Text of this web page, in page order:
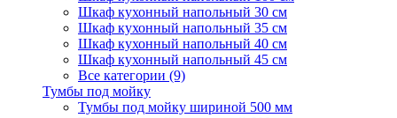
Шкаф кухонный напольный 30 см
Шкаф кухонный напольный 35 см
Шкаф кухонный напольный 40 см
Шкаф кухонный напольный 45 см
Все категории (9)
Тумбы под мойку
Тумбы под мойку шириной 500 мм